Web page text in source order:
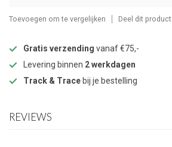
Toevoegen om te vergelijken Deel dit product
Gratis verzending vanaf €75,-
Levering binnen 2 werkdagen
Track & Trace bij je bestelling
REVIEWS